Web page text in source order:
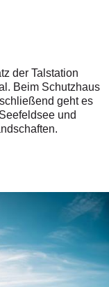
der Talstation
Beim Schutzhaus
geht es
und